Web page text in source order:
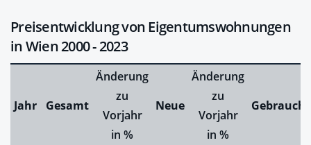
Preisentwicklung von Eigentumswohnungen
in Wien 2000 - 2023
Jahr Gesamt
Änderung
zu
Vorjahr
in %
Neue
Änderung
zu
Vorjahr
in %